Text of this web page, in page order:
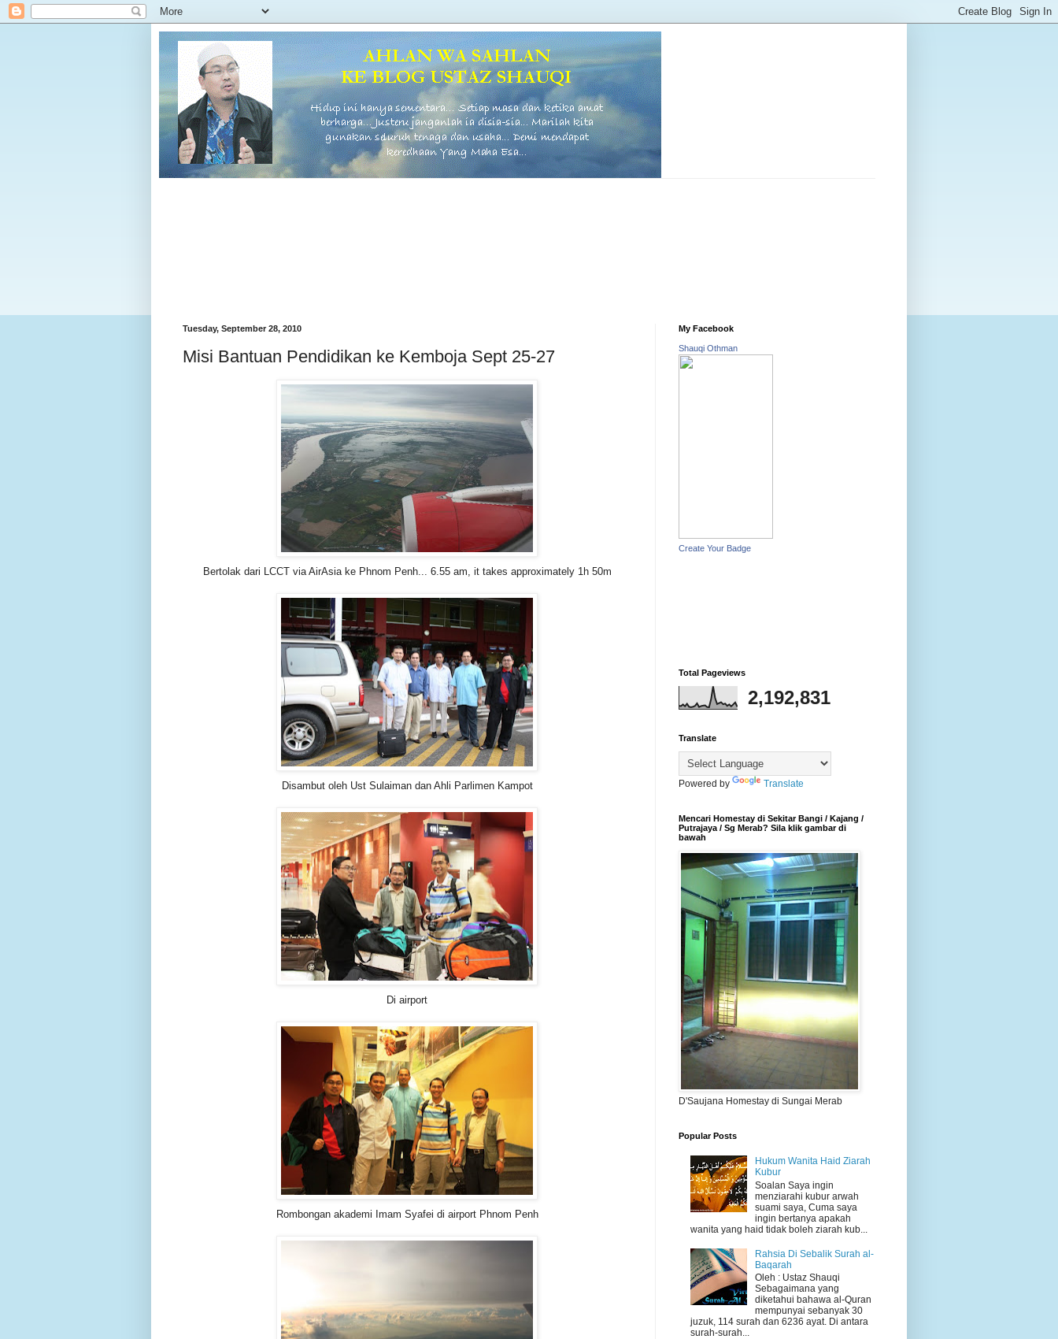
Tuesday, September 28, 2010
Misi Bantuan Pendidikan ke Kemboja Sept 25-27
Bertolak dari LCCT via AirAsia ke Phnom Penh... 6.55 am, it takes approximately 1h 50m
Disambut oleh Ust Sulaiman dan Ahli Parlimen Kampot
Di airport
Rombongan akademi Imam Syafei di airport Phnom Penh
My Facebook
Shauqi Othman
Create Your Badge
Total Pageviews
2,192,831
Translate
Powered by Translate
Mencari Homestay di Sekitar Bangi / Kajang /
Putrajaya / Sg Merab? Sila klik gambar di
bawah
D'Saujana Homestay di Sungai Merab
Popular Posts
Hukum Wanita Haid Ziarah
Kubur
Soalan Saya ingin
menziarahi kubur arwah
suami saya, Cuma saya
ingin bertanya apakah
wanita yang haid tidak boleh ziarah kub...
Rahsia Di Sebalik Surah al-
Baqarah
Oleh : Ustaz Shauqi
Sebagaimana yang
diketahui bahawa al-Quran
mempunyai sebanyak 30
juzuk, 114 surah dan 6236 ayat. Di antara
surah-surah...